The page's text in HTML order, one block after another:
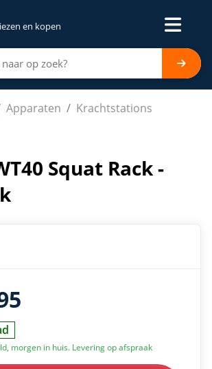
en kopen
Apparaten Krachtstations
Rack - Squat Rek
Squat Rack -
morgen in huis. Levering op afspraak